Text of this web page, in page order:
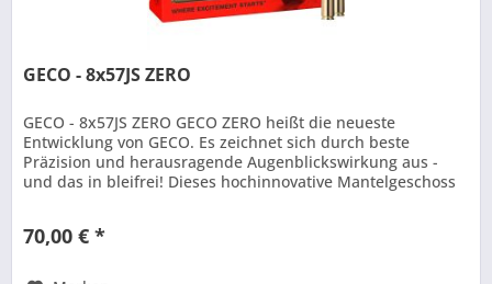
GECO - 8x57JS ZERO
GECO - 8x57JS ZERO GECO ZERO heißt die neueste
Entwicklung von GECO. Es zeichnet sich durch beste
Präzision und herausragende Augenblickswirkung aus -
und das in bleifrei! Dieses hochinnovative Mantelgeschoss
70,00 € *